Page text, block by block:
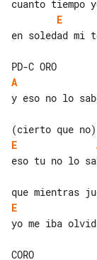
E
en soledad mi
A
y eso no lo
E
E
yo me iba